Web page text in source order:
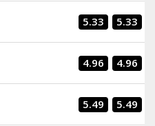
5.33 5.33
4.96 4.96
5.49 5.49